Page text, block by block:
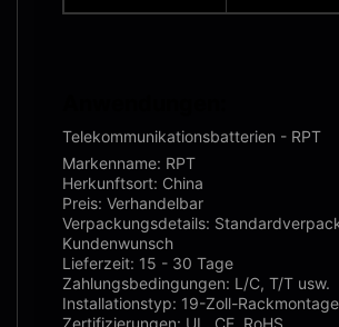
Telekommunikationsbatterien - RPT
Markenname: RPT
Herkunftsort: China
Preis: Verhandelbar
Verpackungsdetails:
Kundenwunsch
Lieferzeit: 15 - 30 Tage
Zahlungsbedingungen: L/C, T/T usw.
Installationstyp: 19-Zoll-Rackmontage
Zertifizierungen: UL, CE, RoHS